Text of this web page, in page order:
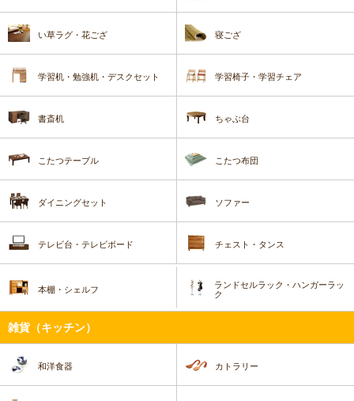
い草ラグ・花ござ 寝ござ
学習机・勉強机・デスクセット 学習椅子・学習チェア
書斎机 ちゃぶ台
こたつテーブル こたつ布団
ダイニングセット ソファー
テレビ台・テレビボード チェスト・タンス
本棚・シェルフ
ランドセルラック・ハンガーラッ
ク
雑貨（キッチン）
和洋食器 カトラリー